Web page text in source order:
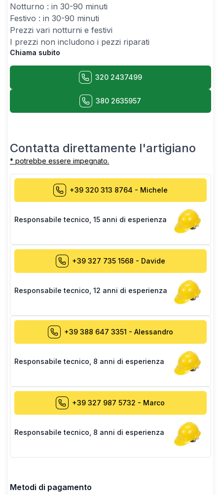
Notturno : in 30-90 minuti
Festivo : in 30-90 minuti
Prezzi vari notturni e festivi
I prezzi non includono i pezzi riparati
Chiama subito
320 2437499
380 2635957
Contatta direttamente l'artigiano
* potrebbe essere impegnato.
+39 320 313 8764 - Michele
Responsabile tecnico 15 anni di esperienza
+39 327 735 1568 - Davide
Responsabile tecnico 12 anni di esperienza
+39 388 647 3351 - Alessandro
Responsabile tecnico 8 anni di esperienza
+39 327 987 5732 - Marco
Responsabile tecnico 8 anni di esperienza
Metodi di pagamento